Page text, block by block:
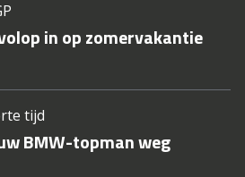
in op zomervakantie
tijd
BMW-topman weg